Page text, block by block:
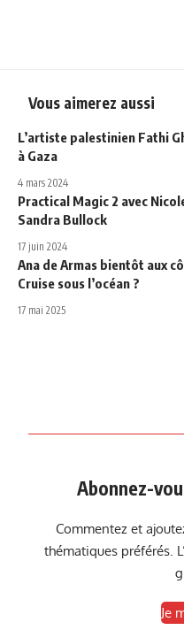
Vous aimerez aussi
L’artiste palestinien Fathi
à Gaza
4 mars 2024
Practical Magic 2 avec
Sandra Bullock
17 juin 2024
Ana de Armas bientôt aux
Cruise sous l’océan ?
17 mai 2025
Abonnez-
Commentez et
thématiques préférés.
Je